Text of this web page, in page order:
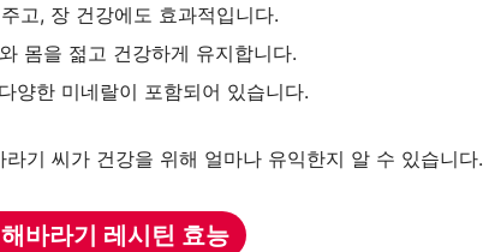
고, 장 건강에도 효과적입니다.
몸을 젊고 건강하게 유지합니다.
양한 미네랄이 포함되어 있습니다.
기 씨가 건강을 위해 얼마나 유익한지 알 수 있습니다.
바라기 레시틴 효능